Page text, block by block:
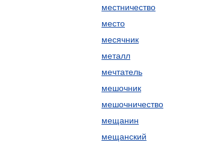
местничество
место
месячник
металл
мечтатель
мешочник
мешочничество
мещанин
мещанский